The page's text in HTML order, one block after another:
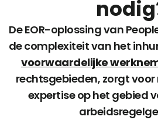
De EOR-oplossing van
de complexiteit van het
voorwaardelijke
rechtsgebieden, zorgt
expertise op het gebied